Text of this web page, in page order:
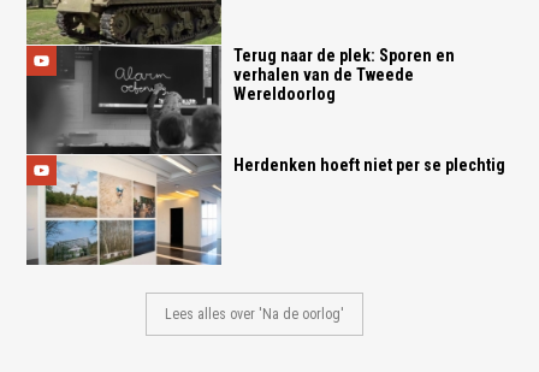
Terug naar de plek: Sporen en
verhalen van de Tweede
Wereldoorlog
Herdenken hoeft niet per se plechtig
Lees alles over 'Na de oorlog'